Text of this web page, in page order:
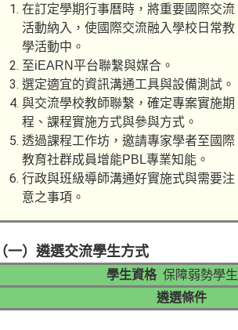
在訂定學期行事曆時，將重要國際交流
活動納入，使國 際交流融入學校日常教
學活動中。
至iEARN平台聯繫與媒合。
選定適宜的資訊溝通工具與設備測試。
與交流學校教師聯繫，確定專案實施期
程、課程實施方式與參與方式。
透過課程工作坊，邀請專家學者至國際
教育社群成員增能PBL專業知能。
行政與班級導師溝通好實施式與需要注
意之事項。
（一）遴選交流學生方式
學生資格 保障弱勢學生
遴選條件